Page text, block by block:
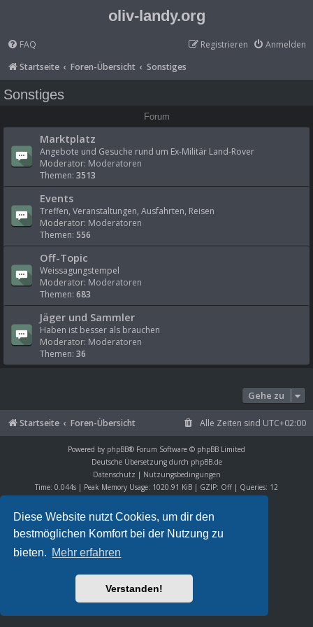
Diese Website nutzt Cookies, um dir den
bestmöglichen Komfort bei der Nutzung zu
bieten. Mehr erfahren
Verstanden!
oliv-landy.org
FAQ Anmelden
Registrieren
Startseite
Foren-Übersicht Sonstiges
Sonstiges
Forum
Marktplatz
Angebote und Gesuche rund um Ex-Militär Land-Rover
Moderator: Moderatoren
Themen: 3513
Events
Treffen, Veranstaltungen, Ausfahrten, Reisen
Moderator: Moderatoren
Themen: 556
Off-Topic
Weissagungstempel
Moderator: Moderatoren
Themen: 683
Jäger und Sammler
Haben ist besser als brauchen
Moderator: Moderatoren
Themen: 36
Gehe zu
Startseite Foren-Übersicht Alle Zeiten sind UTC+02:00
Powered by phpBB® Forum Software © phpBB Limited
Deutsche Übersetzung durch phpBB.de
Datenschutz | Nutzungsbedingungen
Time: 0.044s | Peak Memory Usage: 1020.91 KiB | GZIP: Off | Queries: 12